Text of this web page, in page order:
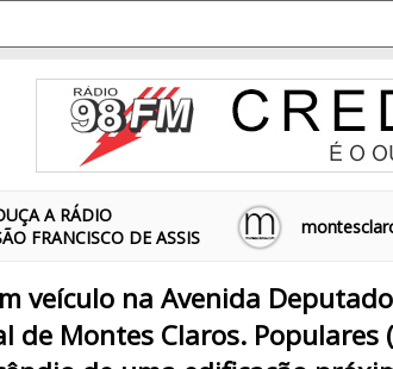
A RÁDIO
FRANCISCO DE ASSIS
veículo na Avenida
de Montes Claros. Populares